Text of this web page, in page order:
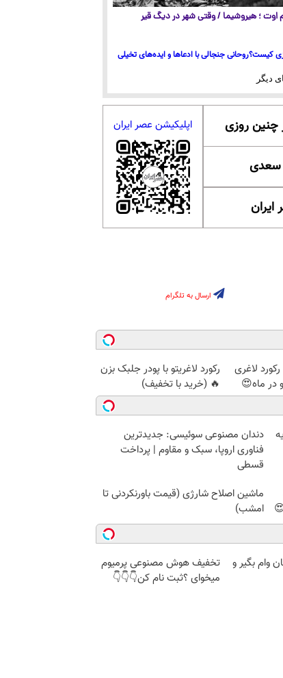
ششم اوت ؛ هیروشیما / وقتی شهر در دیگ قیر
کیست؟روحانی جنجالی با ادعاها و ایده‌های تخیلی
دیگر
سعدی
ایران
اپلیکیشن عصر ایران
ارسال به تلگرام
از 2 ماه رکورد لاغری
رکورد لاغریتو با پودر جلبک بزن
🔥 (خرید با تخفیف)
دندان مصنوعی سوئیسی: جدیدترین
فناوری اروپا، سبک و مقاوم | پرداخت
قسطی
ماشین اصلاح شارژی (قیمت باورنکردنی تا
امشب)
وام بگیر و
تخفیف هوش مصنوعی پرمیوم
میخوای ؟ثبت نام کن👇👇👇